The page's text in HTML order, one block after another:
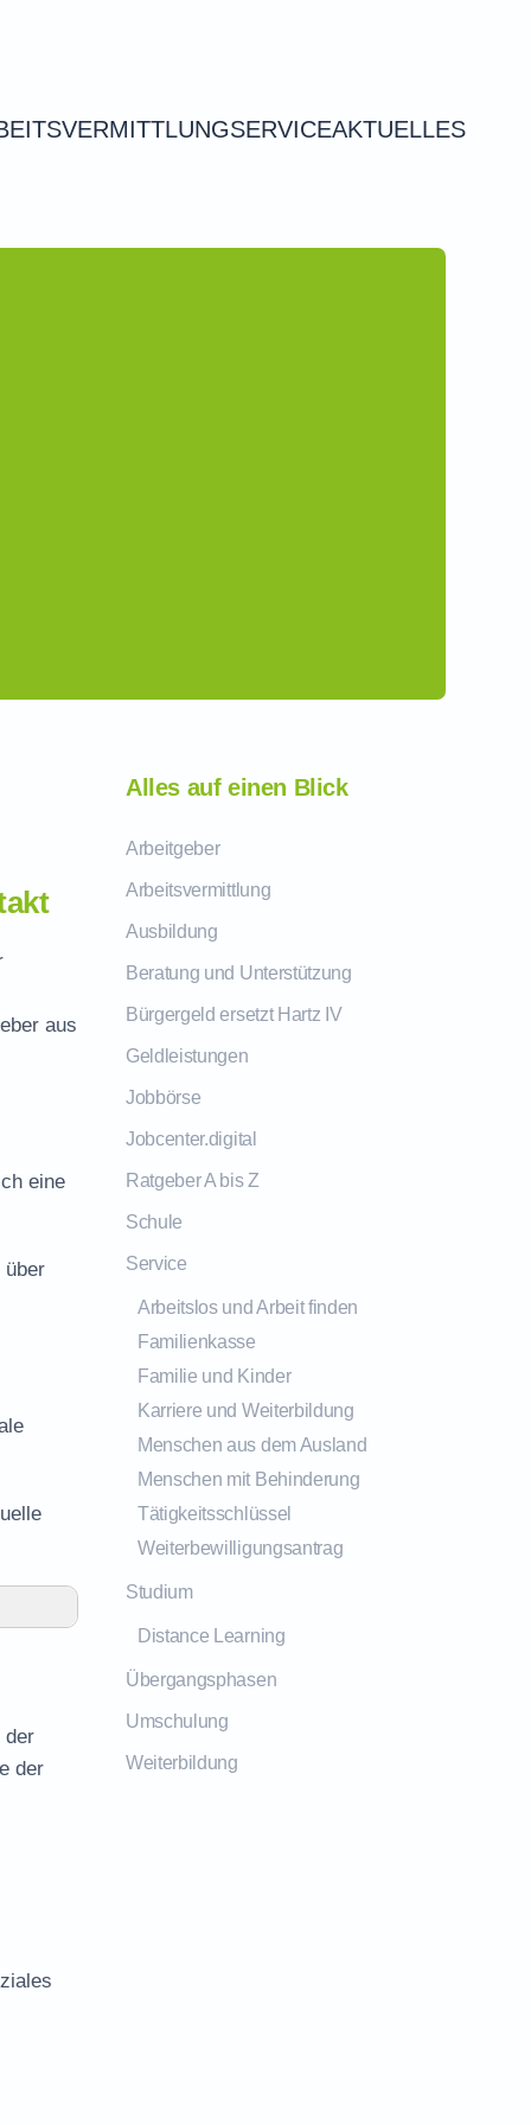
SERVICEAKTUELLES
aus
eine
über
der
der
Alles auf einen Blick
Arbeitgeber
Arbeitsvermittlung
Ausbildung
Beratung und Unterstützung
Bürgergeld ersetzt Hartz IV
Geldleistungen
Jobbörse
Jobcenter.digital
Ratgeber A bis Z
Schule
Service
Arbeitslos und Arbeit finden
Familienkasse
Familie und Kinder
Karriere und Weiterbildung
Menschen aus dem Ausland
Menschen mit Behinderung
Tätigkeitsschlüssel
Weiterbewilligungsantrag
Studium
Distance Learning
Übergangsphasen
Umschulung
Weiterbildung